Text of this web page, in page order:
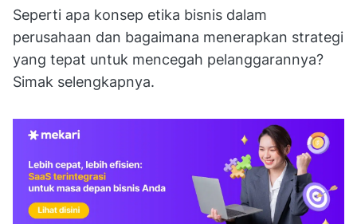
Seperti apa konsep etika bisnis dalam
perusahaan dan bagaimana menerapkan strategi
yang tepat untuk mencegah pelanggarannya?
Simak selengkapnya.